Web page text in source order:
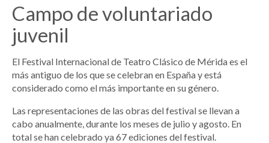
Campo de voluntariado
juvenil
El Festival Internacional de Teatro Clásico de Mérida es el
más antiguo de los que se celebran en España y está
considerado como el más importante en su género.
Las representaciones de las obras del festival se llevan a
cabo anualmente, durante los meses de julio y agosto. En
total se han celebrado ya 67 ediciones del festival.